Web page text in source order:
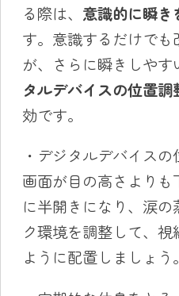
る際は、 意識的に瞬き
す。意識するだけで
が、さらに瞬きしや
タルデバイスの位置調
効です。
・デジタルデバイス
画面が目の高さより
に半開きになり、涙
ク環境を調整して、
ように配置しましょう。